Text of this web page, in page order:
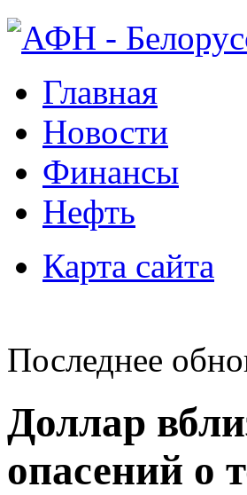
Главная
Новости
Финансы
Нефть
Карта сайта
Последнее
Доллар
опасений о